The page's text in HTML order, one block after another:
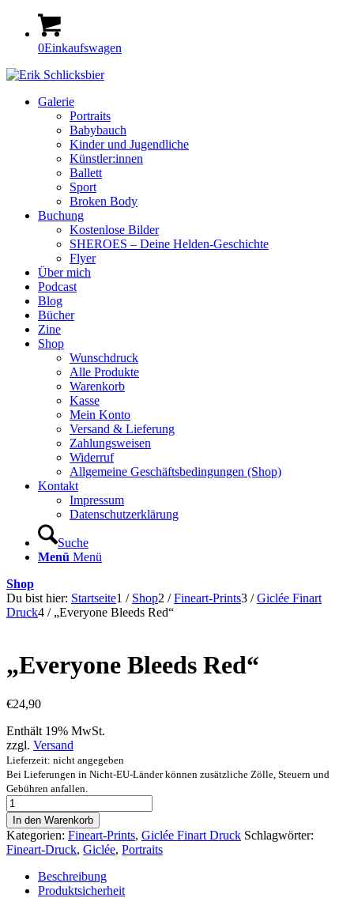
0Einkaufswagen
Galerie
Portraits
Babybauch
Kinder und Jugendliche
Künstler:innen
Ballett
Sport
Broken Body
Buchung
Kostenlose Bilder
SHEROES – Deine Helden-Geschichte
Flyer
Über mich
Podcast
Blog
Bücher
Zine
Shop
Wunschdruck
Alle Produkte
Warenkorb
Kasse
Mein Konto
Versand & Lieferung
Zahlungsweisen
Widerruf
Allgemeine Geschäftsbedingungen (Shop)
Kontakt
Impressum
Datenschutzerklärung
Suche
Menü Menü
Shop
Du bist hier: Startseite1 / Shop2 / Fineart-Prints3 / Giclée Finart
Druck4 / „Everyone Bleeds Red“
„Everyone Bleeds Red“
€24,90
Enthält 19% MwSt.
zzgl. Versand
Lieferzeit: nicht angegeben
Bei Lieferungen in Nicht-EU-Länder können zusätzliche Zölle, Steuern und
Gebühren anfallen.
"Everyone
Bleeds
Red"
Menge
In den Warenkorb
Kategorien: Fineart-Prints, Giclée Finart Druck Schlagwörter:
Fineart-Druck, Giclée, Portraits
Beschreibung
Produktsicherheit